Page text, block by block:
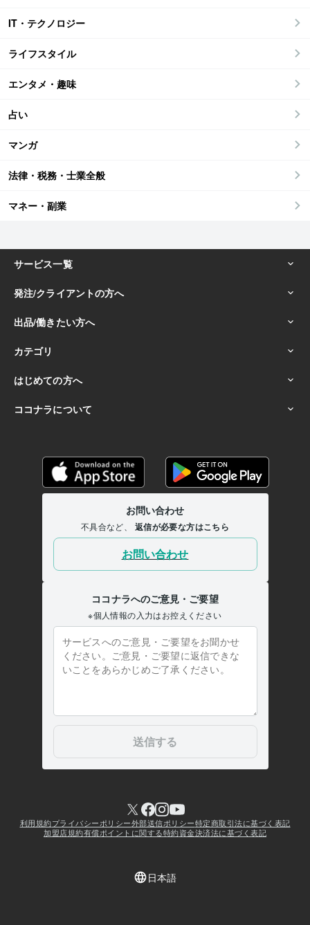
IT・テクノロジー
ライフスタイル
エンタメ・趣味
占い
マンガ
法律・税務・士業全般
マネー・副業